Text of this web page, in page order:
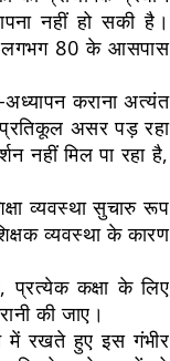
नहीं हो सकी है।
लगभग 80 के आसपास
कराना अत्यंत
प्रतिकूल असर पड़ रहा
नहीं मिल पा रहा है,
व्यवस्था सुचारु रूप
व्यवस्था के कारण
प्रत्येक कक्षा के लिए
की जाए।
में रखते हुए इस गंभीर